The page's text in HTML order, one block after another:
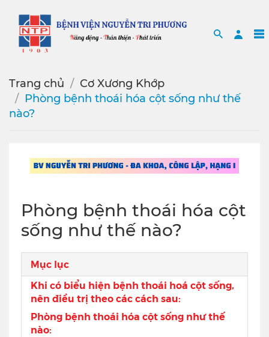
Search
Trang chủ
Cơ Xương Khớp
Phòng bệnh thoái hóa cột sống như thế
nào?
Phòng bệnh thoái hóa cột
sống như thế nào?
Mục lục
Khi có biểu hiện bệnh thoái hoá cột sống,
nên điều trị theo các cách sau:
Phòng bệnh thoái hóa cột sống như thế
nào: